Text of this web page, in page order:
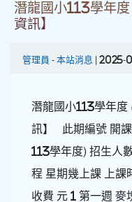
潛龍國小113學年
資訊】
管理員 - 本站消息 | 2025-
潛龍國小113學年
訊】 此期編號 開
113學年度) 招生人
程 星期幾上課 上課
收費 元 1 第一週 麥